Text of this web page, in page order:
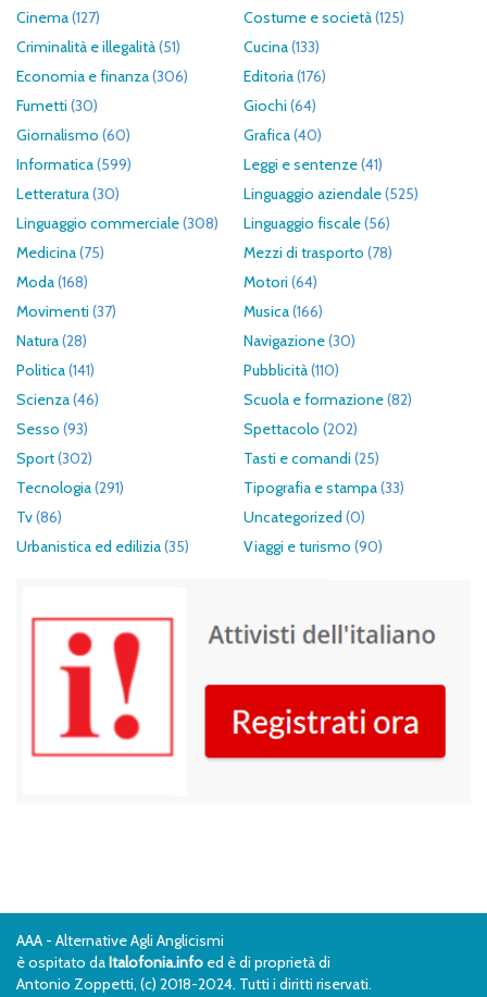
Cinema(127) Costume e società(125)
Criminalità e illegalità(51) Cucina(133)
Economia e finanza(306) Editoria(176)
Fumetti (30) Giochi (64)
Giornalismo (60) Grafica(40)
Informatica(599) Leggi e sentenze(41)
Letteratura(30) Linguaggio aziendale(525)
Linguaggio commerciale(308) Linguaggio fiscale(56)
Medicina(75) Mezzi di trasporto (78)
Moda(168) Motori (64)
Movimenti (37) Musica(166)
Natura(28) Navigazione(30)
Politica(141) Pubblicità(110)
Scienza(46) Scuola e formazione(82)
Sesso (93) Spettacolo (202)
Sport(302) Tasti e comandi (25)
Tecnologia(291) Tipografia e stampa(33)
Tv(86) Uncategorized (0)
Urbanistica ed edilizia(35) Viaggi e turismo (90)
AAA - Alternative Agli Anglicismi
è ospitato daItalofonia.info ed è di proprietà di
Antonio Zoppetti, (c) 2018-2024. Tutti i diritti riservati.